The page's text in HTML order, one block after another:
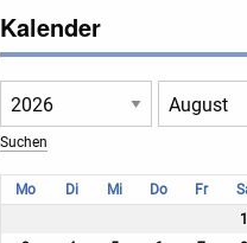
Kalender
Mo Di Mi Do Fr
1